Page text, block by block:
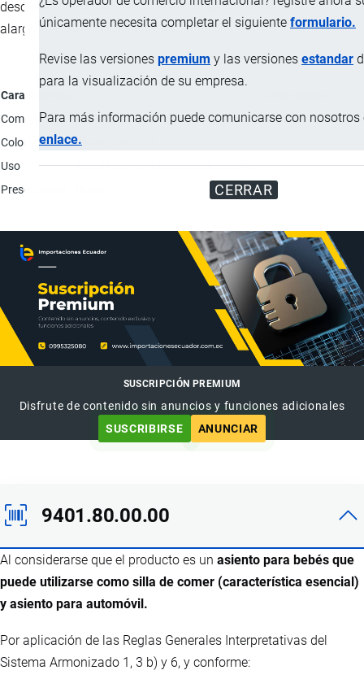
únicamente necesita completar el siguiente formulario.
Revise las versiones premium y las versiones estandar
para la visualización de su empresa.
Para más información puede comunicarse con nosotros
enlace.
CERRAR
descansos fijos, también dos de los lados pueden ser
alargados para elevar la altura.
Característica
Composición
Materia plástica (polietileno); Asiento textil (poliéster);
Color
Plomo; Lila; Gris.
Uso
Silla de comer; Asiento para automóvil.
Presentación
SUSCRIPCIÓN PREMIUM
Disfrute de contenido sin anuncios y funciones adicionales
SUSCRIBIRSE
ANUNCIAR
9401.80.00.00
Al considerarse que el producto es un asiento para bebés que
puede utilizarse como silla de comer (característica esencial)
y asiento para automóvil.
Por aplicación de las Reglas Generales Interpretativas del
Sistema Armonizado 1, 3 b) y 6, y conforme: